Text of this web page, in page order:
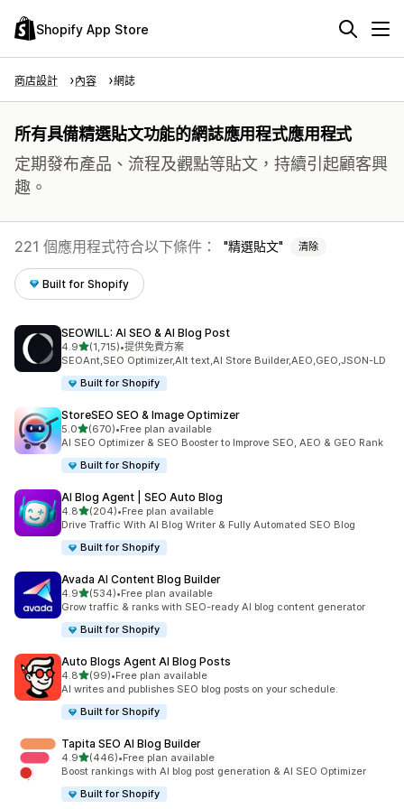
Shopify App Store
商店設計 內容 網誌
所有具備精選貼文功能的網誌應用程式應用程式
定期發布產品、流程及觀點等貼文，持續引起顧客興
趣。
221 個應用程式符合以下條件： 精選貼文 清除
Built for Shopify
SEOWILL: AI SEO & AI Blog Post
4.9滿分 5 顆星
(1,715)
共有 1715 則評價
•提供免費方案
SEOAnt,SEO Optimizer,Alt text,AI Store Builder,AEO,GEO,JSON-LD
Built for Shopify
StoreSEO SEO & Image Optimizer
5.0滿分 5 顆星
(670)
共有 670 則評價
•Free plan available
AI SEO Optimizer & SEO Booster to Improve SEO, AEO & GEO Rank
Built for Shopify
AI Blog Agent | SEO Auto Blog
4.8滿分 5 顆星
(204)
共有 204 則評價
•Free plan available
Drive Traffic With AI Blog Writer & Fully Automated SEO Blog
Built for Shopify
Avada AI Content Blog Builder
4.9滿分 5 顆星
(534)
共有 534 則評價
•Free plan available
Grow traffic & ranks with SEO-ready AI blog content generator
Built for Shopify
Auto Blogs Agent AI Blog Posts
4.8滿分 5 顆星
(99)
共有 99 則評價
•Free plan available
AI writes and publishes SEO blog posts on your schedule.
Built for Shopify
Tapita SEO AI Blog Builder
4.9滿分 5 顆星
(446)
共有 446 則評價
•Free plan available
Boost rankings with AI blog post generation & AI SEO Optimizer
Built for Shopify